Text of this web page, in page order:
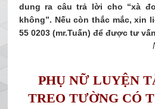
dung ra câu trả lời cho “xà
không”. Nếu còn thắc mắc, xin
55 0203 (mr.Tuấn) để được tư
PHỤ NỮ LUYỆN
TREO TƯỜNG CÓ